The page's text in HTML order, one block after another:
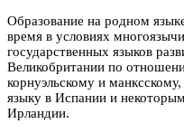
Образование на родном
время в условиях
государственных языков
Великобритании по
корнуэльскому и
языку в Испании и
Ирландии.